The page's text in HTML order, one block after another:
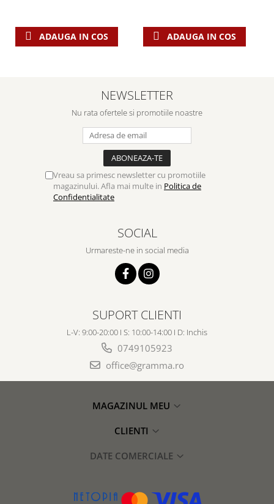
ADAUGA IN COS ADAUGA IN COS
NEWSLETTER
Nu rata ofertele si promotiile noastre
Vreau sa primesc newsletter cu promotiile
magazinului. Afla mai multe in Politica de
Confidentialitate
SOCIAL
Urmareste-ne in social media
SUPORT CLIENTI
L-V: 9:00-20:00 I S: 10:00-14:00 I D: Inchis
0749105923
office@gramma.ro
MAGAZINUL MEU
CLIENTI
DATE COMERCIALE